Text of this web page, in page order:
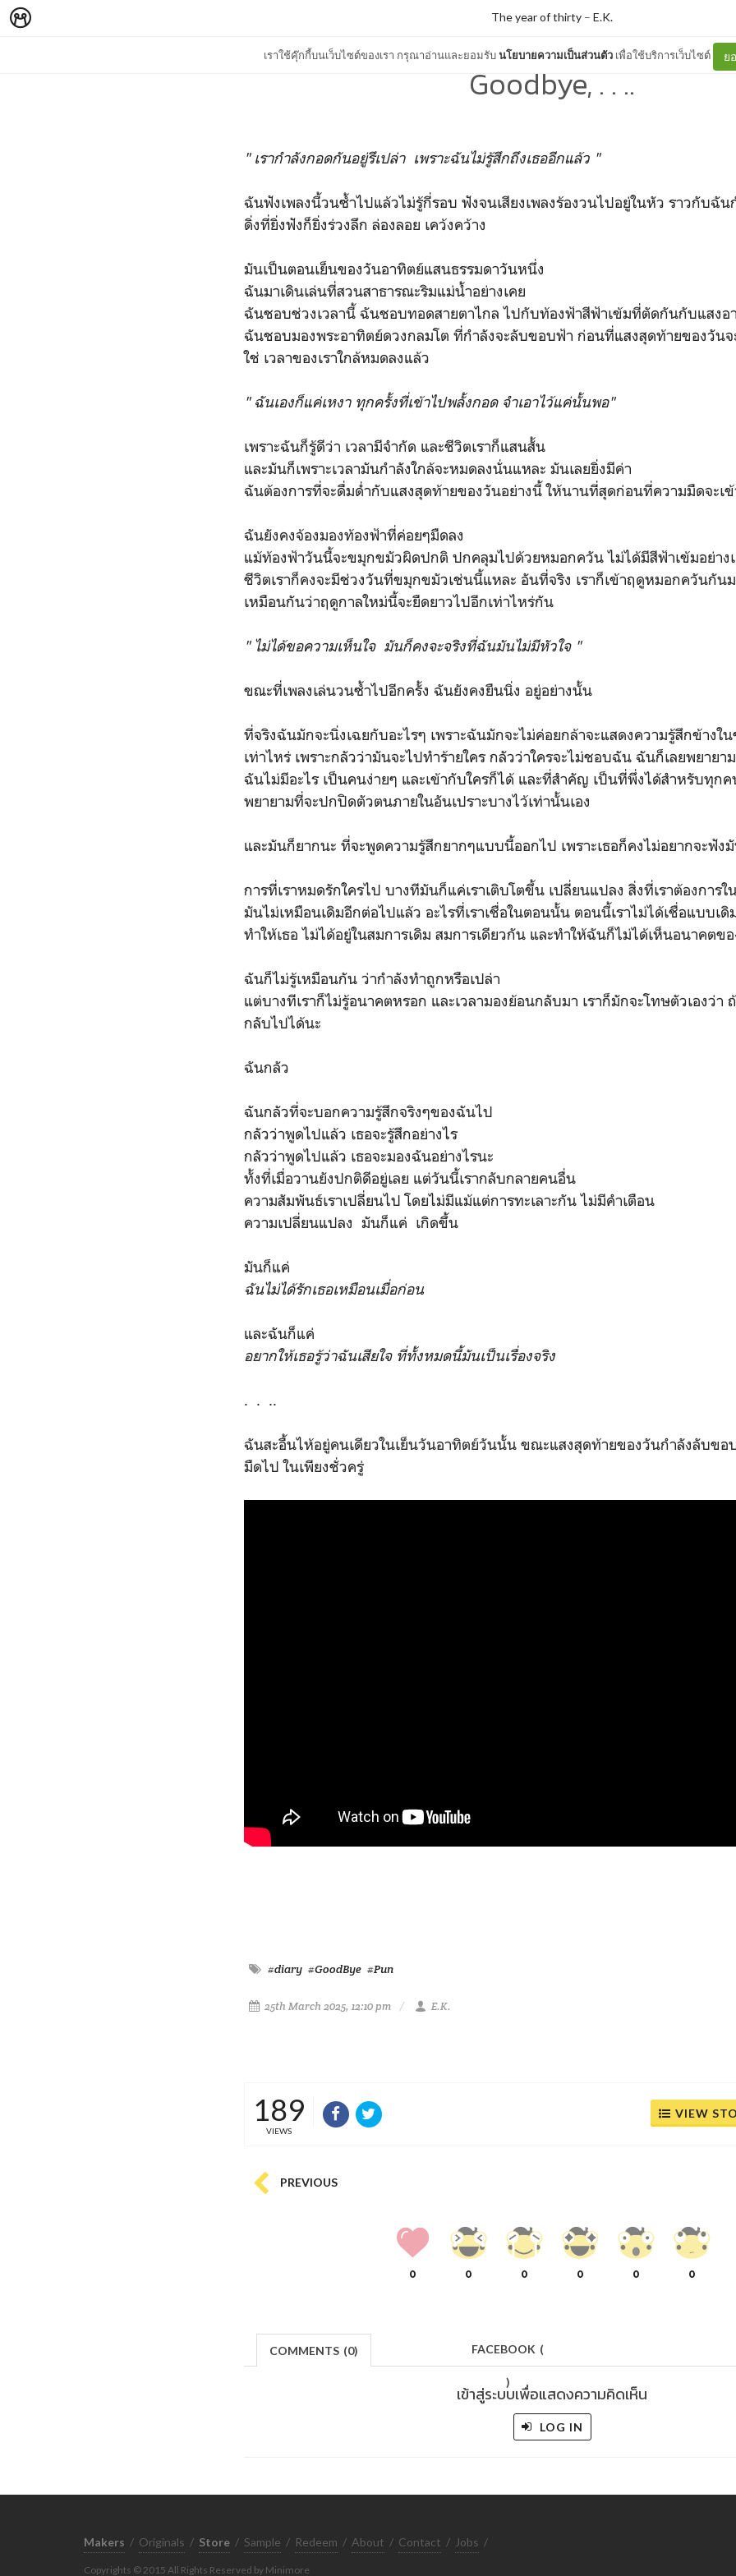
เราใช้คุ๊กกี้บนเว็บไซต์ของเรา กรุณาอ่านและยอมรับนโยบายความเป็นส่วนตัว เพื่อใช้บริการเว็บไซต์ ย
The year of thirty – E.K.
Goodbye, . . ..
" เรากำลังกอดกันอยู่รึเปล่า เพราะฉันไม่รู้สึกถึงเธออีกแล้ว "
ฉันฟังเพลงนี้วนซ้ำไปแล้วไม่รู้กี่รอบ ฟังจนเสียงเพลงร้องวนไปอยู่ในหัว ราวกับฉัน
ดิ่งที่ยิ่งฟังก็ยิ่งร่วงลึก ล่องลอย เคว้งคว้าง
มันเป็นตอนเย็นของวันอาทิตย์แสนธรรมดาวันหนึ่ง
ฉันมาเดินเล่นที่สวนสาธารณะริมแม่น้ำอย่างเคย
ฉันชอบช่วงเวลานี้ ฉันชอบทอดสายตาไกล ไปกับท้องฟ้าสีฟ้าเข้มที่ตัดกันกับแสงอ
ฉันชอบมองพระอาทิตย์ดวงกลมโต ที่กำลังจะลับขอบฟ้า ก่อนที่แสงสุดท้ายของวันจ
ใช่ เวลาของเราใกล้หมดลงแล้ว
" ฉันเองก็แค่เหงา ทุกครั้งที่เข้าไปพลั้งกอด จำเอาไว้แค่นั้นพอ"
เพราะฉันก็รู้ดีว่า เวลามีจำกัด และชีวิตเราก็แสนสั้น
และมันก็เพราะเวลามันกำลังใกล้จะหมดลงนั่นแหละ มันเลยยิ่งมีค่า
ฉันต้องการที่จะดื่มด่ำกับแสงสุดท้ายของวันอย่างนี้ ให้นานที่สุดก่อนที่ความมืดจะเข้
ฉันยังคงจ้องมองท้องฟ้าที่ค่อยๆมืดลง
แม้ท้องฟ้าวันนี้จะขมุกขมัวผิดปกติ ปกคลุมไปด้วยหมอกควัน ไม่ได้มีสีฟ้าเข้มอย่าง
ชีวิตเราก็คงจะมีช่วงวันที่ขมุกขมัวเช่นนี้แหละ อันที่จริง เราก็เข้าฤดูหมอกควันกัน
เหมือนกันว่าฤดูกาลใหม่นี้จะยืดยาวไปอีกเท่าไหร่กัน
" ไม่ได้ขอความเห็นใจ มันก็คงจะจริงที่ฉันมันไม่มีหัวใจ "
ขณะที่เพลงเล่นวนซ้ำไปอีกครั้ง ฉันยังคงยืนนิ่ง อยู่อย่างนั้น
ที่จริงฉันมักจะนิ่งเฉยกับอะไรๆ เพราะฉันมักจะไม่ค่อยกล้าจะแสดงความรู้สึกข้างใ
เท่าไหร่ เพราะกลัวว่ามันจะไปทำร้ายใคร กลัวว่าใครจะไม่ชอบฉัน ฉันก็เลยพยาย
ฉันไม่มีอะไร เป็นคนง่ายๆ และเข้ากับใครก็ได้ และที่สำคัญ เป็นที่พึ่งได้สำหรับทุก
พยายามที่จะปกปิดตัวตนภายในอันเปราะบางไว้เท่านั้นเอง
และมันก็ยากนะ ที่จะพูดความรู้สึกยากๆแบบนี้ออกไป เพราะเธอก็คงไม่อยากจะฟัง
การที่เราหมดรักใครไป บางทีมันก็แค่เราเติบโตขึ้น เปลี่ยนแปลง สิ่งที่เราต้องกา
มันไม่เหมือนเดิมอีกต่อไปแล้ว อะไรที่เราเชื่อในตอนนั้น ตอนนี้เราไม่ได้เชื่อแบบเ
ทำให้เธอ ไม่ได้อยู่ในสมการเดิม สมการเดียวกัน และทำให้ฉันก็ไม่ได้เห็นอนาคตขอ
ฉันก็ไม่รู้เหมือนกัน ว่ากำลังทำถูกหรือเปล่า
แต่บางทีเราก็ไม่รู้อนาคตหรอก และเวลามองย้อนกลับมา เราก็มักจะโทษตัวเองว่า
กลับไปได้นะ
ฉันกลัว
ฉันกลัวที่จะบอกความรู้สึกจริงๆของฉันไป
กลัวว่าพูดไปแล้ว เธอจะรู้สึกอย่างไร
กลัวว่าพูดไปแล้ว เธอจะมองฉันอย่างไรนะ
ทั้งที่เมื่อวานยังปกติดีอยู่เลย แต่วันนี้เรากลับกลายคนอื่น
ความสัมพันธ์เราเปลี่ยนไป โดยไม่มีแม้แต่การทะเลาะกัน ไม่มีคำเตือน
ความเปลี่ยนแปลง มันก็แค่ เกิดขึ้น
มันก็แค่
ฉันไม่ได้รักเธอเหมือนเมื่อก่อน
และฉันก็แค่
อยากให้เธอรู้ว่าฉันเสียใจ ที่ทั้งหมดนี้มันเป็นเรื่องจริง
. . ..
ฉันสะอื้นไห้อยู่คนเดียวในเย็นวันอาทิตย์วันนั้น ขณะแสงสุดท้ายของวันกำลังลับข
มืดไป ในเพียงชั่วครู่
#diary #GoodBye #Pun
25th March 2025, 12:10 pm E.K.
189
VIEWS
VIEW
PREVIOUS
0 0 0 0 0 0
COMMENTS (0) FACEBOOK (
)
เข้าสู่ระบบเพื่อแสดงความคิดเห็น
LOG IN
Makers / Originals / Store / Sample / Redeem / About / Contact / Jobs /
Copyrights © 2015 All Rights Reserved by Minimore